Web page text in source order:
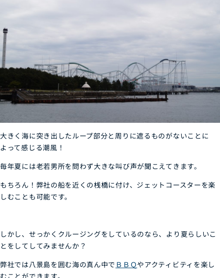
大きく海に突き出したループ部分と周りに遮るものがないことに
よって感じる潮風！
毎年夏には老若男所を問わず大きな叫び声が聞こえてきます。
もちろん！弊社の船を近くの桟橋に付け、ジェットコースターを楽
しむことも可能です。
しかし、せっかくクルージングをしているのなら、より夏らしいこ
とをしてしてみませんか？
弊社では八景島を囲む海の真ん中で ＢＢＱやアクティビティを楽し
むことができます。